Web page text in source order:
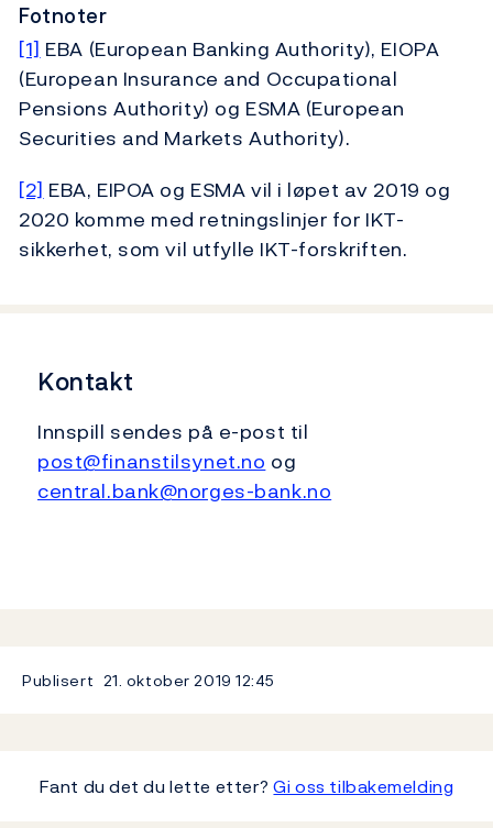
Fotnoter
[1] EBA (European Banking Authority), EIOPA
(European Insurance and Occupational
Pensions Authority) og ESMA (European
Securities and Markets Authority).
[2] EBA, EIPOA og ESMA vil i løpet av 2019 og
2020 komme med retningslinjer for IKT-
sikkerhet, som vil utfylle IKT-forskriften.
Kontakt
Innspill sendes på e-post til
post@finanstilsynet.no og
central.bank@norges-bank.no
Publisert 21. oktober 201912:45
Fant du det du lette etter?Gi oss tilbakemelding